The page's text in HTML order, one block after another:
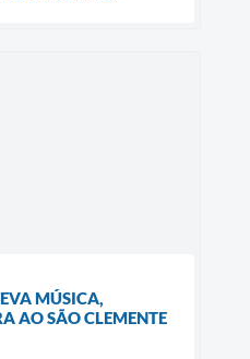
MÚSICA,
AO SÃO CLEMENTE